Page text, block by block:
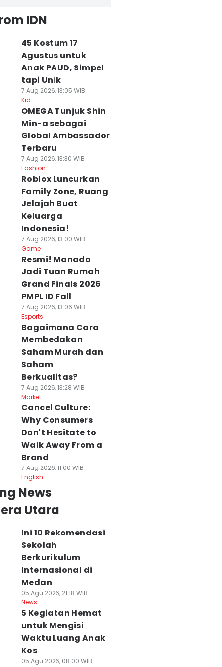
yang Lukai
Akreditasi
IDN
45 Kostum 17
Agustus untuk
Anak PAUD, Simpel
tapi Unik
7 Aug 2026, 13:05 WIB
Kid
OMEGA Tunjuk Shin
Min-a sebagai
Global Ambassador
Terbaru
7 Aug 2026, 13:30 WIB
Fashion
Roblox Luncurkan
Family Zone, Ruang
Jelajah Buat
Keluarga
Indonesia!
7 Aug 2026, 13:00 WIB
Game
Resmi! Manado
Jadi Tuan Rumah
Grand Finals 2026
PMPL ID Fall
7 Aug 2026, 13:06 WIB
Esports
Bagaimana Cara
Membedakan
Saham Murah dan
Saham
Berkualitas?
7 Aug 2026, 13:28 WIB
Market
Cancel Culture:
Why Consumers
Don't Hesitate to
Walk Away From a
Brand
7 Aug 2026, 11:00 WIB
English
News
Utara
Ini 10 Rekomendasi
Sekolah
Berkurikulum
Internasional di
Medan
05 Agu 2026, 21:18 WIB
News
5 Kegiatan Hemat
untuk Mengisi
Waktu Luang Anak
Kos
05 Agu 2026, 08:00 WIB